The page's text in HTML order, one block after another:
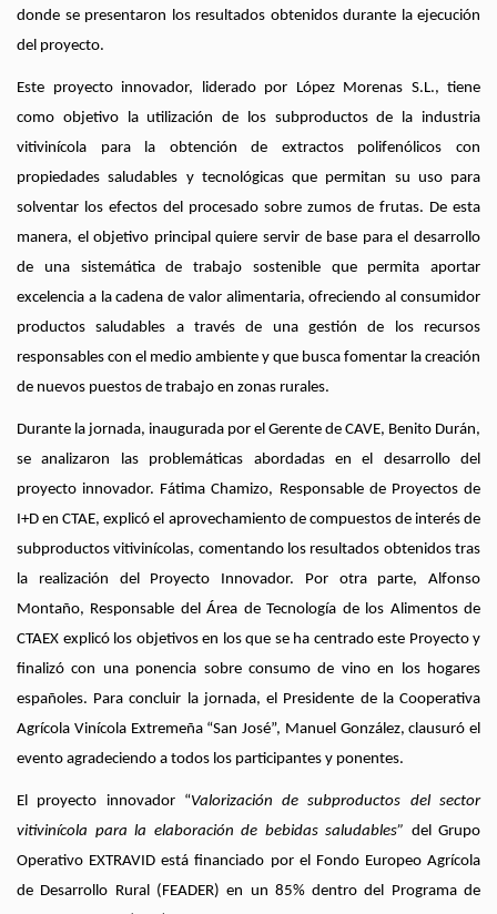
donde se presentaron los resultados obtenidos durante la ejecución
del proyecto.
Este proyecto innovador, liderado por López Morenas S.L., tiene
como objetivo la utilización de los subproductos de la industria
vitivinícola para la obtención de extractos polifenólicos con
propiedades saludables y tecnológicas que permitan su uso para
solventar los efectos del procesado sobre zumos de frutas. De esta
manera, el objetivo principal quiere servir de base para el desarrollo
de una sistemática de trabajo sostenible que permita aportar
excelencia a la cadena de valor alimentaria, ofreciendo al consumidor
productos saludables a través de una gestión de los recursos
responsables con el medio ambiente y que busca fomentar la creación
de nuevos puestos de trabajo en zonas rurales.
Durante la jornada, inaugurada por el Gerente de CAVE, Benito Durán,
se analizaron las problemáticas abordadas en el desarrollo del
proyecto innovador. Fátima Chamizo, Responsable de Proyectos de
I+D en CTAE, explicó el aprovechamiento de compuestos de interés de
subproductos vitivinícolas, comentando los resultados obtenidos tras
la realización del Proyecto Innovador. Por otra parte, Alfonso
Montaño, Responsable del Área de Tecnología de los Alimentos de
CTAEX explicó los objetivos en los que se ha centrado este Proyecto y
finalizó con una ponencia sobre consumo de vino en los hogares
españoles. Para concluir la jornada, el Presidente de la Cooperativa
Agrícola Vinícola Extremeña “San José”, Manuel González, clausuró el
evento agradeciendo a todos los participantes y ponentes.
El proyecto innovador “Valorización de subproductos del sector
vitivinícola para la elaboración de bebidas saludables” del Grupo
Operativo EXTRAVID está financiado por el Fondo Europeo Agrícola
de Desarrollo Rural (FEADER) en un 85% dentro del Programa de